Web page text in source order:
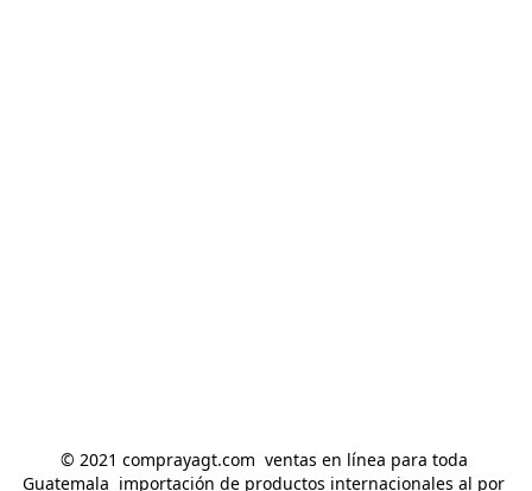
© 2021 comprayagt.com  ventas en línea para toda
Guatemala  importación de productos internacionales al por